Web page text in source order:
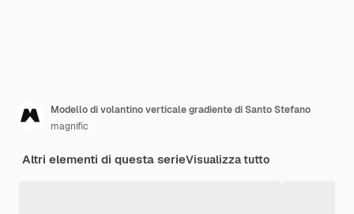
Modello di volantino verticale gradiente di Santo Stefano
magnific
Altri elementi di questa serieVisualizza tutto